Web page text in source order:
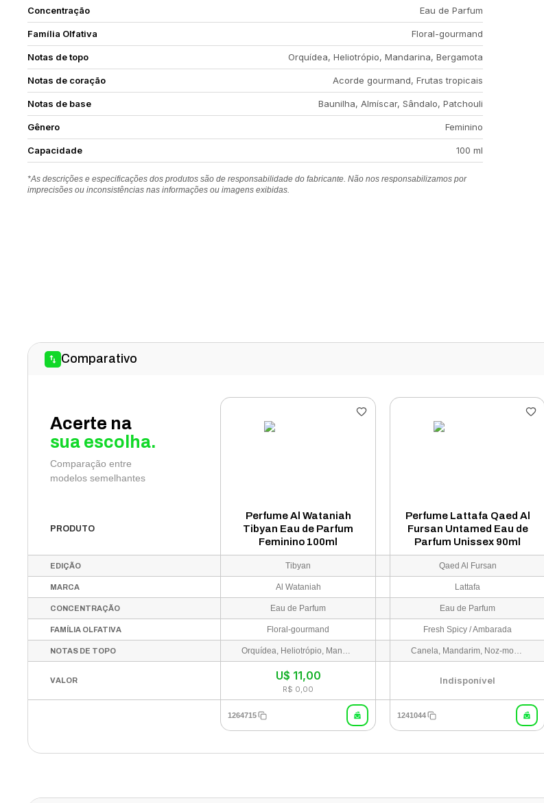
Concentração Eau de Parfum
Família Olfativa Floral-gourmand
Notas de topo Orquídea, Heliotrópio, Mandarina, Bergamota
Notas de coração Acorde gourmand, Frutas tropicais
Notas de base Baunilha, Almíscar, Sândalo, Patchouli
Gênero Feminino
Capacidade 100 ml
*As descrições e especificações dos produtos são de responsabilidade do fabricante. Não nos responsabilizamos por
imprecisões ou inconsistências nas informações ou imagens exibidas.
Comparativo
Acerte na
sua escolha.
Comparação entre
modelos semelhantes
PRODUTO
Perfume Al Wataniah
Tibyan Eau de Parfum
Feminino 100ml
Perfume Lattafa Qaed Al
Fursan Untamed Eau de
Parfum Unissex 90ml
EDIÇÃO Tibyan Qaed Al Fursan
MARCA Al Wataniah Lattafa
CONCENTRAÇÃO Eau de Parfum Eau de Parfum
FAMÍLIA OLFATIVA Floral-gourmand Fresh Spicy / Ambarada
NOTAS DE TOPO Orquídea, Heliotrópio, Mandarina, Bergamota Canela, Mandarim, Noz-moscada e Cardamomo
VALOR U$ 11,00
R$ 0,00
Indisponível
1264715 1241044